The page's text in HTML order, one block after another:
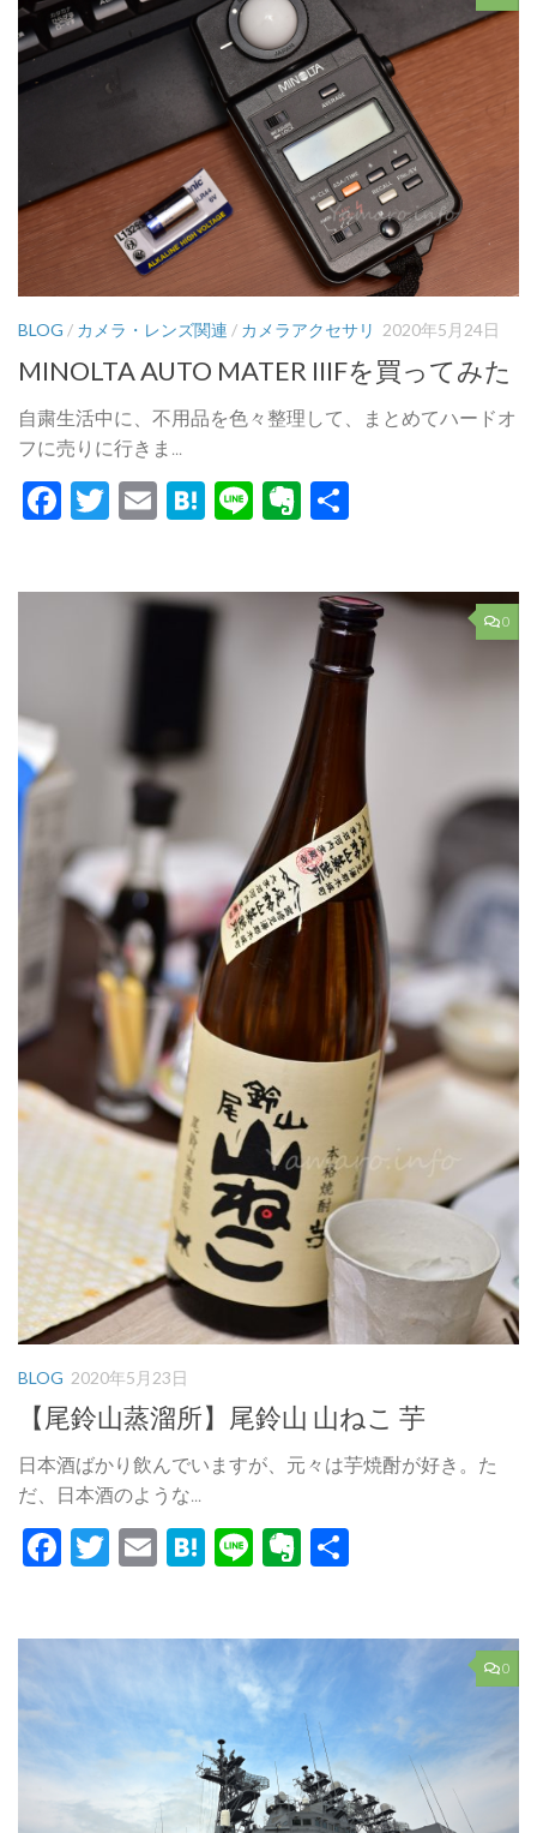
BLOG / カメラ・レンズ関連 / カメラアクセサリ 2020年5月24日
MINOLTA AUTO MATER IIIFを買ってみた
自粛生活中に、不用品を色々整理して、まとめてハードオ
フに売りに行きま...
Facebook
Twitter
EmailHatena
LineEvernote
0
BLOG 2020年5月23日
【尾鈴山蒸溜所】尾鈴山 山ねこ 芋
日本酒ばかり飲んでいますが、元々は芋焼酎が好き。た
だ、日本酒のような...
Facebook
Twitter
EmailHatena
LineEvernote
0